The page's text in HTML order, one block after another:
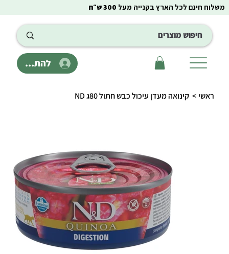
להתחבר
משלוח חינם לכל הארץ בקנייה מעל 300 ש״ח
ראשי > קינואה מעדן עיכול כבש חתול 80ג ND